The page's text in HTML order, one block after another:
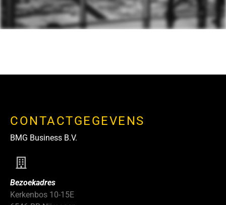
CONTACTGEGEVENS
BMG Business B.V.
Bezoekadres
Kerkenbos 10-15E